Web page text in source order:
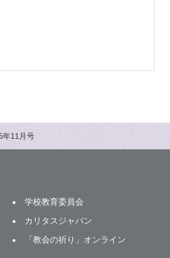
年11月号
学校教育委員会
カリタスジャパン
「教会の祈り」オンライン